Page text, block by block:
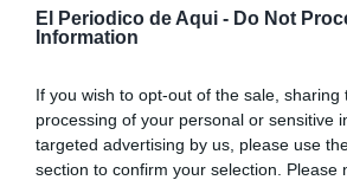
El Periodico de Aqui - Do Not
Information
If you wish to opt-out of the sale, sharing
processing of your personal or sensitive
targeted advertising by us, please use
section to confirm your selection. Please
Terapéutica en los institutos
mayores necesidades,
profesionales PT adicionalesen
Secundaria.